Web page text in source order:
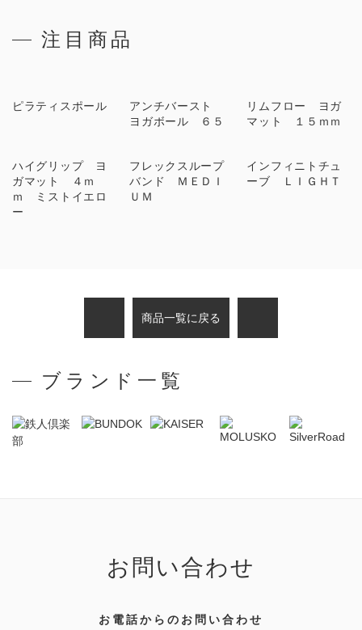
注目商品
ピラティスポール
アンチバースト
ヨガボール ６５
リムフロー ヨガ
マット １５ｍｍ
ハイグリップ ヨ
ガマット ４ｍ
ｍ ミストイエロ
ー
フレックスループ
バンド ＭＥＤＩ
ＵＭ
インフィニトチュ
ーブ ＬＩＧＨＴ
商品一覧に戻る
ブランド一覧
お問い合わせ
お電話からのお問い合わせ